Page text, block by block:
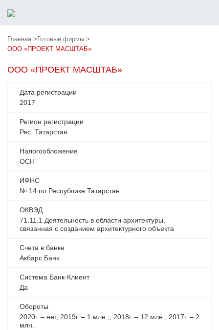
Главная > Готовые фирмы >
ООО «ПРОЕКТ МАСШТАБ»
ООО «ПРОЕКТ МАСШТАБ»
Дата регистрации
2017
Регион регистрации
Рес. Татарстан
Налогообложение
ОСН
ИФНС
№ 14 по Республике Татарстан
ОКВЭД
71.11.1 Деятельность в области архитектуры,
связанная с созданием архитектурного объекта
Счета в банке
Акбарс Банк
Система Банк-Клиент
Да
Обороты
2020г. – нет, 2019г. – 1 млн.,, 2018г. – 12 млн., 2017г. – 2
млн.